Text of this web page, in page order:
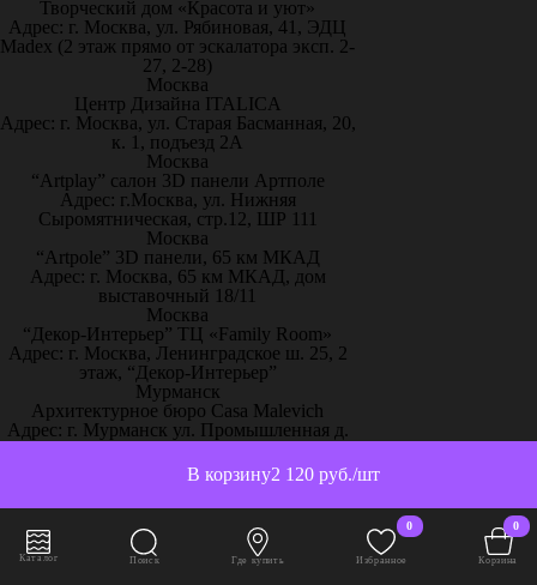
2 120 руб./шт
В корзину
Творческий дом «Красота и уют»
Адрес: г. Москва, ул. Рябиновая, 41, ЭДЦ
Madex (2 этаж прямо от эскалатора эксп. 2-
27, 2-28)
Москва
Центр Дизайна ITALICA
Адрес: г. Москва, ул. Старая Басманная, 20,
к. 1, подъезд 2А
Москва
“Artplay” салон 3D панели Артполе
Адрес: г.Москва, ул. Нижняя
Сыромятническая, стр.12, ШР 111
Москва
“Artpole” 3D панели, 65 км МКАД
Адрес: г. Москва, 65 км МКАД, дом
выставочный 18/11
Москва
“Декор-Интерьер” ТЦ «Family Room»
Адрес: г. Москва, Ленинградское ш. 25, 2
этаж, “Декор-Интерьер”
Мурманск
Архитектурное бюро Casa Malevich
Адрес: г. Мурманск ул. Промышленная д.
Мурманск
СтройСтудия (склад Артполе)
Адрес: г. Мурманск, пр. Ленина 27а,
Торгово-строительный комплекс "А-
Квадрат"
Муром
Каталог Поиск Где купить
0
Избранное
0
Корзина